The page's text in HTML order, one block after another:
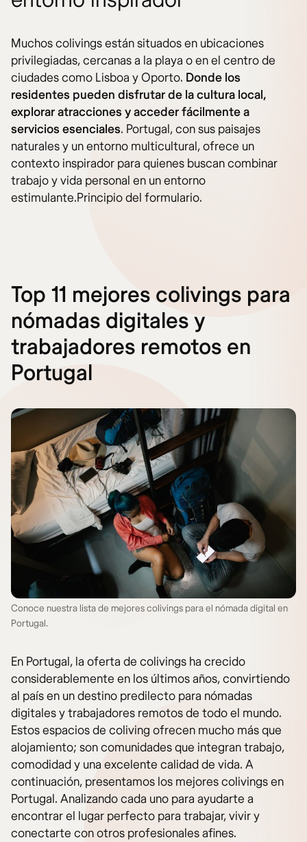
Muchos colivings están situados en ubicaciones
privilegiadas, cercanas a la playa o en el centro de
ciudades como Lisboa y Oporto. Donde los
residentes pueden disfrutar de la cultura local,
explorar atracciones y acceder fácilmente a
servicios esenciales. Portugal, con sus paisajes
naturales y un entorno multicultural, ofrece un
contexto inspirador para quienes buscan combinar
trabajo y vida personal en un entorno
estimulante.Principio del formulario.
Top 11 mejores colivings para
nómadas digitales y
trabajadores remotos en
Portugal
Conoce nuestra lista de mejores colivings para el nómada digital en
Portugal.
En Portugal, la oferta de colivings ha crecido
considerablemente en los últimos años, convirtiendo
al país en un destino predilecto para nómadas
digitales y trabajadores remotos de todo el mundo.
Estos espacios de coliving ofrecen mucho más que
alojamiento; son comunidades que integran trabajo,
comodidad y una excelente calidad de vida. A
continuación, presentamos los mejores colivings en
Portugal. Analizando cada uno para ayudarte a
encontrar el lugar perfecto para trabajar, vivir y
conectarte con otros profesionales afines.